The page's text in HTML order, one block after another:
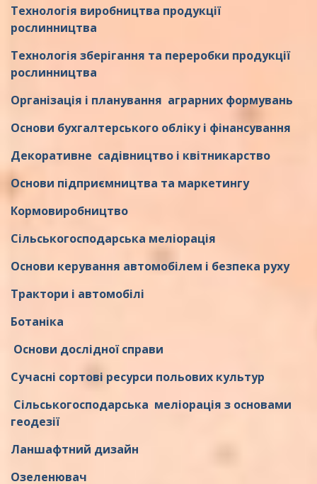
Технологія виробництва продукції
рослинництва
Технологія зберігання та переробки продукції
рослинництва
Організація і планування аграрних формувань
Основи бухгалтерського обліку і фінансування
Декоративне садівництво і квітникарство
Основи підприємництва та маркетингу
Кормовиробництво
Сільськогосподарська меліорація
Основи керування автомобілем і безпека руху
Трактори і автомобілі
Ботаніка
Основи дослідної справи
Сучасні сортові ресурси польових культур
Сільськогосподарська меліорація з основами
геодезії
Ланшафтний дизайн
Озеленювач